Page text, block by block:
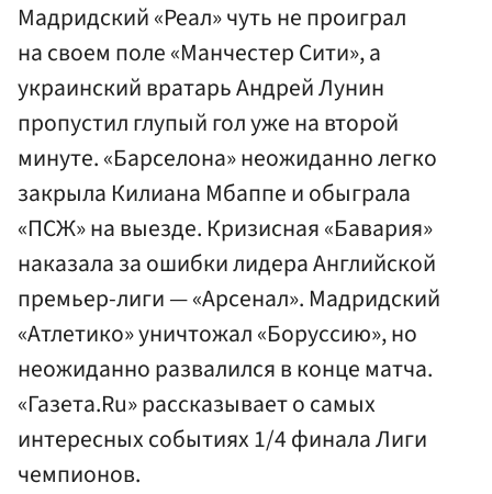
Мадридский «Реал» чуть не проиграл
на своем поле «Манчестер Сити», а
украинский вратарь Андрей Лунин
пропустил глупый гол уже на второй
минуте. «Барселона» неожиданно легко
закрыла Килиана Мбаппе и обыграла
«ПСЖ» на выезде. Кризисная «Бавария»
наказала за ошибки лидера Английской
премьер-лиги — «Арсенал». Мадридский
«Атлетико» уничтожал «Боруссию», но
неожиданно развалился в конце матча.
«Газета.Ru» рассказывает о самых
интересных событиях 1/4 финала Лиги
чемпионов.